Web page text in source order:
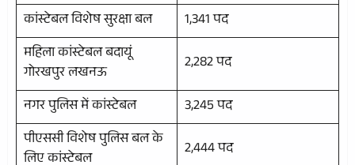
कांस्टेबल विशेष सुरक्षा बल
1,341 पद
महिला कांस्टेबल बदायूं
गोरखपुर लखनऊ
2,282 पद
नगर पुलिस में कांस्टेबल
3,245 पद
पीएससी विशेष पुलिस बल के
लिए कांस्टेबल
2,444 पद